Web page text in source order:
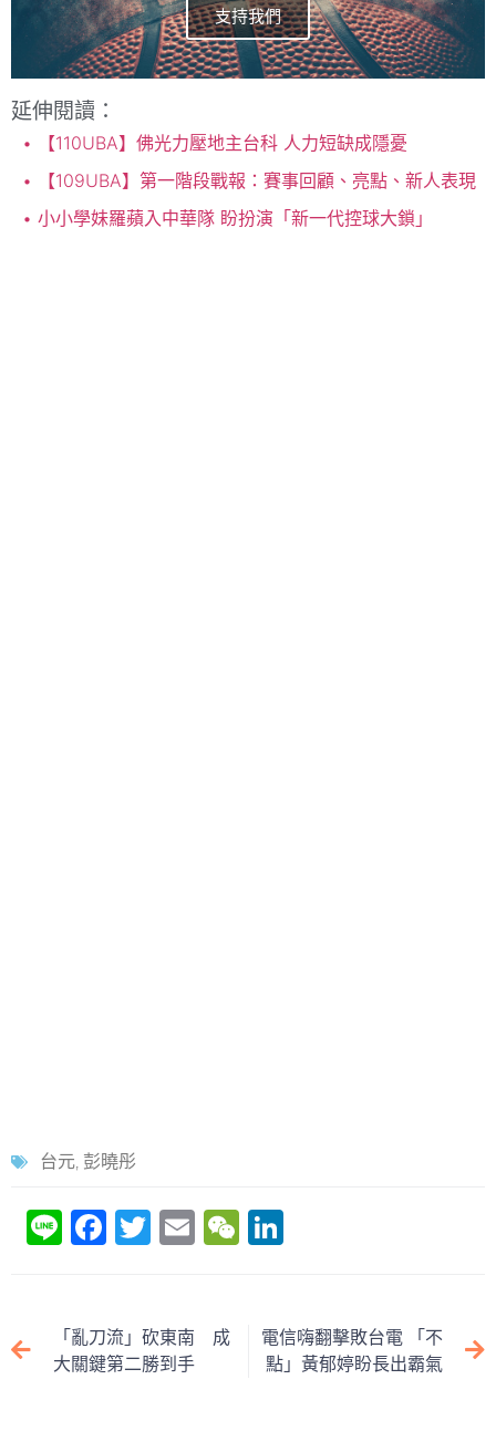
支持我們
延伸閱讀：
【110UBA】佛光力壓地主台科 人力短缺成隱憂
【109UBA】第一階段戰報：賽事回顧、亮點、新人表現
小小學妹羅蘋入中華隊 盼扮演「新一代控球大鎖」
台元, 彭曉彤
Li F
e
b
T
er
E
W
at
e
dI
「亂刀流」砍東南 成
大關鍵第二勝到手
電信嗨翻擊敗台電 「不
點」黃郁婷盼長出霸氣